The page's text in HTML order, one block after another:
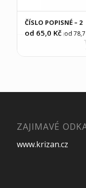
ČÍSLO POPISNÉ – 2
od 65,0 Kč (od 78,7
ZAJIMAVÉ
www.krizan.cz